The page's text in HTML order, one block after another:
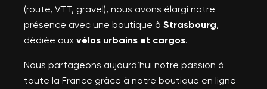
(route, VTT, gravel), nous avons élargi notre
présence avec une boutique à Strasbourg,
dédiée aux vélos urbains et cargos.
Nous partageons aujourd’hui notre passion à
toute la France grâce à notre boutique en ligne